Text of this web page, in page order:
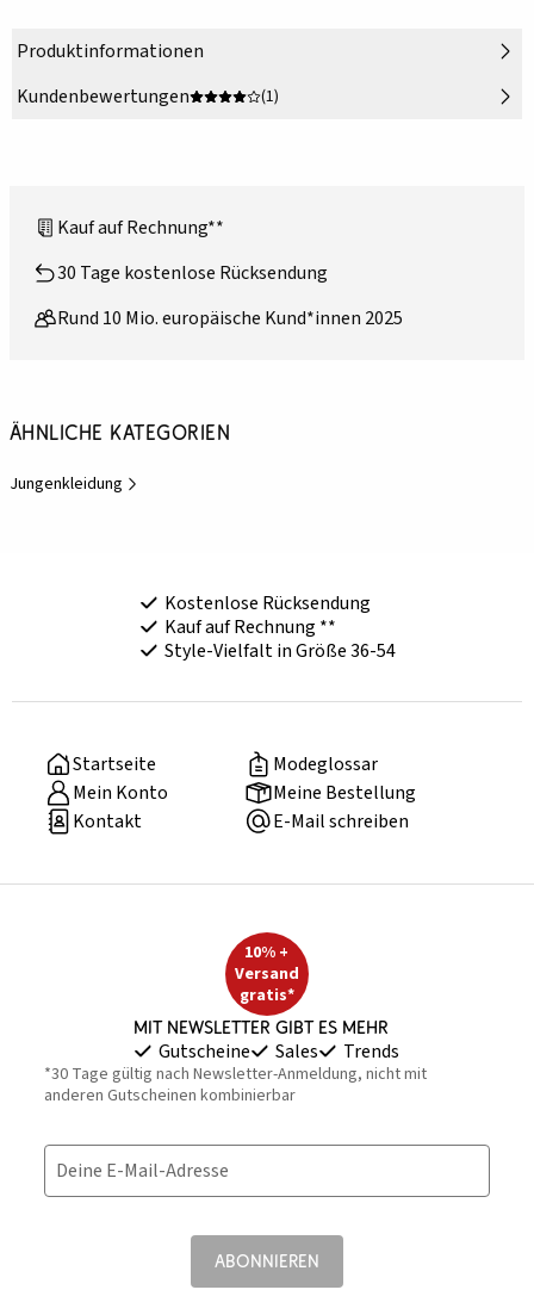
Produktinformationen
Kundenbewertungen
(1)
Kauf auf Rechnung**
30 Tage kostenlose Rücksendung
Rund 10 Mio. europäische Kund*innen 2025
Ähnliche Kategorien
Jungenkleidung
Kostenlose Rücksendung
Kauf auf Rechnung **
Style-Vielfalt in Größe 36-54
Startseite
Modeglossar
Mein Konto
Meine Bestellung
Kontakt
E-Mail schreiben
10% +
Versand
gratis*
Mit Newsletter gibt es mehr
Gutscheine Sales Trends
*30 Tage gültig nach Newsletter-Anmeldung, nicht mit
anderen Gutscheinen kombinierbar
Deine E-Mail-Adresse
ABONNIEREN